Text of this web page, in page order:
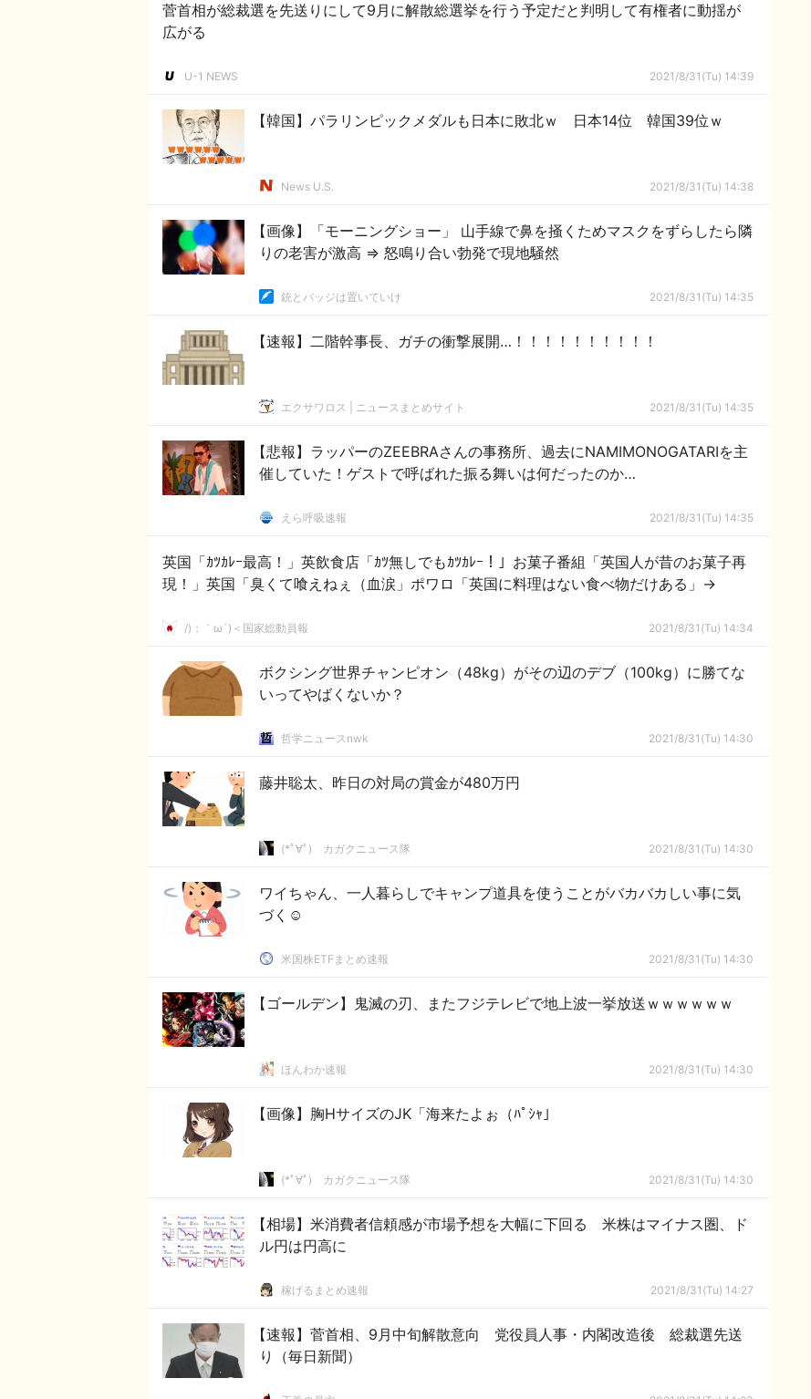
菅首相が総裁選を先送りにして9月に解散総選挙を行う予定だと判明して有権者に動揺が
広がる
U-1 NEWS 2021/8/31(Tu) 14:39
【韓国】パラリンピックメダルも日本に敗北ｗ 日本14位 韓国39位ｗ
News U.S. 2021/8/31(Tu) 14:38
【画像】「モーニングショー」 山手線で鼻を掻くためマスクをずらしたら隣
りの老害が激高 ⇒ 怒鳴り合い勃発で現地騒然
銃とバッジは置いていけ 2021/8/31(Tu) 14:35
【速報】二階幹事長、ガチの衝撃展開…！！！！！！！！！！
エクサワロス | ニュースまとめサイト 2021/8/31(Tu) 14:35
【悲報】ラッパーのZEEBRAさんの事務所、過去にNAMIMONOGATARIを主
催していた！ゲストで呼ばれた振る舞いは何だったのか…
えら呼吸速報 2021/8/31(Tu) 14:35
英国「ｶﾂｶﾚｰ最高！」英飲食店「ｶﾂ無しでもｶﾂｶﾚｰ！」お菓子番組「英国人が昔のお菓子再
現！」英国「臭くて喰えねぇ（血涙」ポワロ「英国に料理はない食べ物だけある」→
/)；｀ω´)＜国家総動員報 2021/8/31(Tu) 14:34
ボクシング世界チャンピオン（48kg）がその辺のデブ（100kg）に勝てな
いってやばくないか？
哲学ニュースnwk 2021/8/31(Tu) 14:30
藤井聡太、昨日の対局の賞金が480万円
(*ﾟ∀ﾟ)ゞカガクニュース隊 2021/8/31(Tu) 14:30
ワイちゃん、一人暮らしでキャンプ道具を使うことがバカバカしい事に気
づく☺
米国株ETFまとめ速報 2021/8/31(Tu) 14:30
【ゴールデン】鬼滅の刃、またフジテレビで地上波一挙放送ｗｗｗｗｗｗ
ほんわか速報 2021/8/31(Tu) 14:30
【画像】胸HサイズのJK「海来たよぉ（ﾊﾟｼｬ」
(*ﾟ∀ﾟ)ゞカガクニュース隊 2021/8/31(Tu) 14:30
【相場】米消費者信頼感が市場予想を大幅に下回る 米株はマイナス圏、ド
ル円は円高に
稼げるまとめ速報 2021/8/31(Tu) 14:27
【速報】菅首相、9月中旬解散意向 党役員人事・内閣改造後 総裁選先送
り（毎日新聞）